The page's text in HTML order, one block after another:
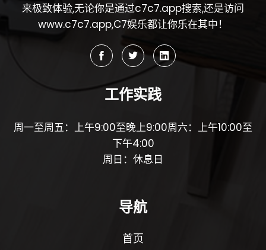
来极致体验,无论你是通过c7c7.app搜索,还是访问
www.c7c7.app,C7娱乐都让你乐在其中！
工作实践
周一至周五：上午9:00至晚上9:00周六：上午10:00至
下午4:00
周日：休息日
导航
首页